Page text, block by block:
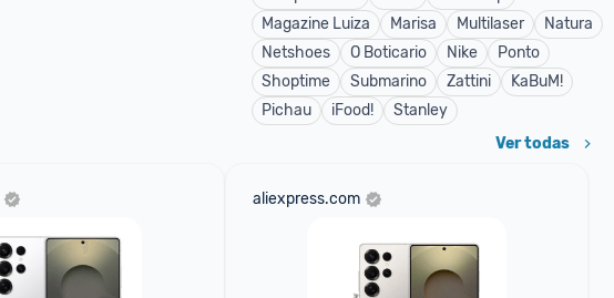
Magazine Luiza
Marisa Multilaser
Natura
Netshoes
O Boticario Nike
Ponto
Shoptime
Submarino Zattini
KaBuM!
Pichau
iFood! Stanley
Ver todas
aliexpress.com